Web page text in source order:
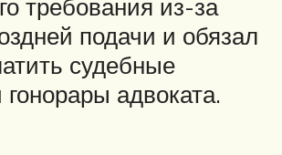
требования из-за
подачи и обязал
судебные
адвоката.